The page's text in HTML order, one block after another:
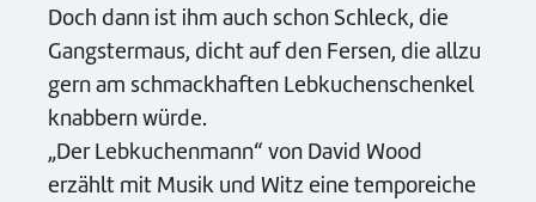
Doch dann ist ihm auch schon Schleck, die
Gangstermaus, dicht auf den Fersen, die allzu
gern am schmackhaften Lebkuchenschenkel
knabbern würde.
„Der Lebkuchenmann“ von David Wood
erzählt mit Musik und Witz eine temporeiche